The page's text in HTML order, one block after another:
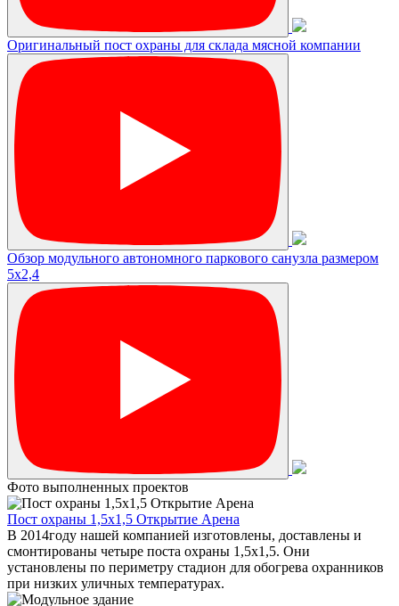
Оригинальный пост охраны для склада мясной компании
Обзор модульного автономного паркового санузла размером
5х2,4
Фото выполненных проектов
Пост охраны 1,5х1,5 Открытие Арена
В 2014году нашей компанией изготовлены, доставлены и
смонтированы четыре поста охраны 1,5х1,5. Они
установлены по периметру стадион для обогрева охранников
при низких уличных температурах.